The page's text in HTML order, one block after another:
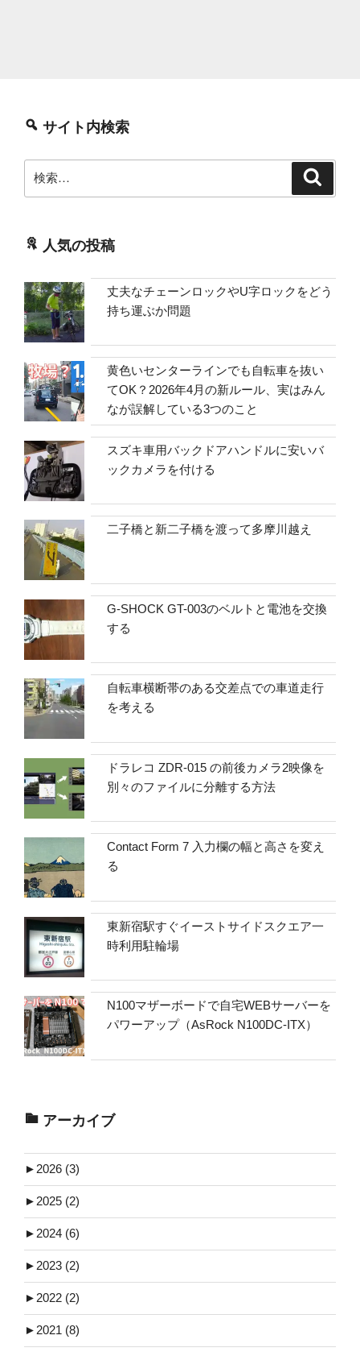
サイト内検索
索:
人気の投稿
丈夫なチェーンロックやU字ロックをどう
持ち運ぶか問題
黄色いセンターラインでも自転車を抜い
てOK？2026年4月の新ルール、実はみん
なが誤解している3つのこと
スズキ車用バックドアハンドルに安いバ
ックカメラを付ける
二子橋と新二子橋を渡って多摩川越え
G-SHOCK GT-003のベルトと電池を交換
する
自転車横断帯のある交差点での車道走行
を考える
ドラレコ ZDR-015 の前後カメラ2映像を
別々のファイルに分離する方法
Contact Form 7 入力欄の幅と高さを変え
る
東新宿駅すぐイーストサイドスクエア一
時利用駐輪場
N100マザーボードで自宅WEBサーバーを
パワーアップ（AsRock N100DC-ITX）
アーカイブ
►2026 (3)
►2025 (2)
►2024 (6)
►2023 (2)
►2022 (2)
►2021 (8)